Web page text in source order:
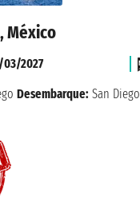
México
2027
Desembarque: San Diego